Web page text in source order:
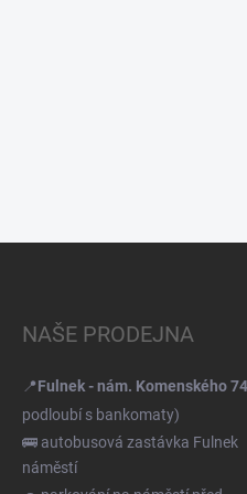
NAŠE PRODEJNA
📍Fulnek - nám. Komenského 74
podloubí s bankomaty)
🚌 autobusová zastávka Fulnek
náměstí